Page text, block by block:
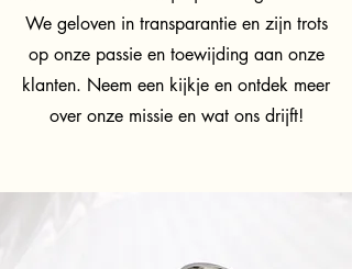
We geloven in transparantie en zijn trots
op onze passie en toewijding aan onze
klanten. Neem een kijkje en ontdek meer
over onze missie en wat ons drijft!